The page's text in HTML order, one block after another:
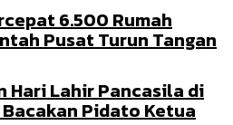
6.500 Rumah
Pusat Turun Tangan
Hari Lahir Pancasila di
Pidato Ketua